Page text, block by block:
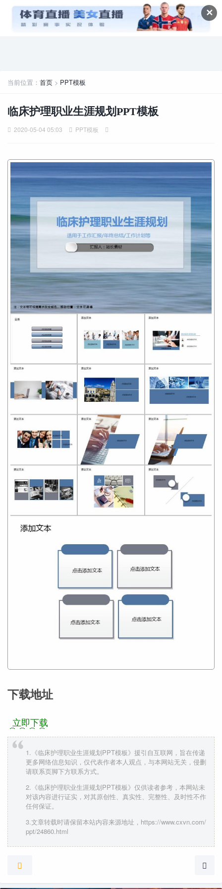
✕
当前位置： 首页 > PPT模板
临床护理职业生涯规划PPT模板
2020-05-04 05:03 PPT模板
下载地址
立即下载
1.《临床护理职业生涯规划PPT模板》援引自互联网，旨在传递
更多网络信息知识，仅代表作者本人观点，与本网站无关，侵删
请联系页脚下方联系方式。
2.《临床护理职业生涯规划PPT模板》仅供读者参考，本网站未
对该内容进行证实，对其原创性、真实性、完整性、及时性不作
任何保证。
3.文章转载时请保留本站内容来源地址，https://www.cxvn.com/
ppt/24860.html